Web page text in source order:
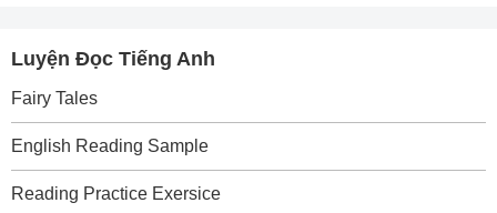
Luyện Đọc Tiếng Anh
Fairy Tales
English Reading Sample
Reading Practice Exersice